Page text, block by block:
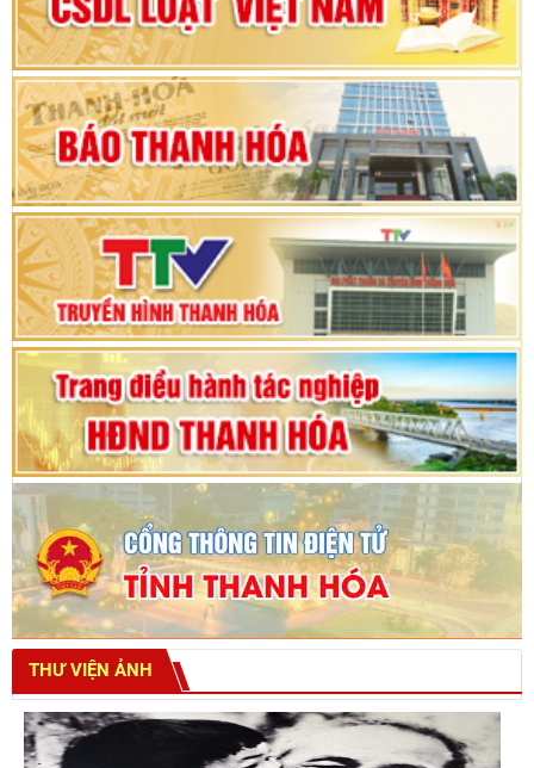
nhiệm kỳ 2025 - 2030
Khai mạc Kỳ họp bất thường lần thứ 9, Quốc
hội khóa XV
Phiên thảo luận Kỳ họp thứ 24, HĐND tỉnh
Thanh Hóa khóa XVIII, nhiệm kỳ 2021 - 2026
Bế mạc Kỳ họp thứ hai bốn, Hội đồng nhân dân
tỉnh khoá XVIII
THƯ VIỆN ẢNH